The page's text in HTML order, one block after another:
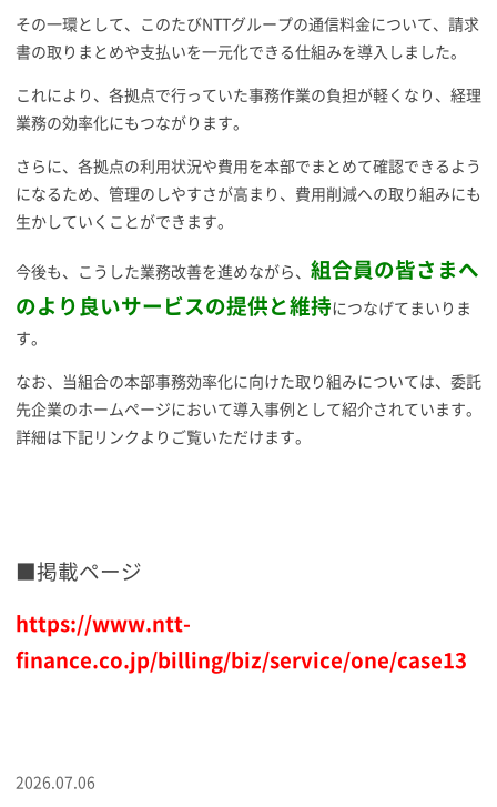
その一環として、このたびNTTグループの通信料金について、請求
書の取りまとめや支払いを一元化できる仕組みを導入しました。
これにより、各拠点で行っていた事務作業の負担が軽くなり、経理
業務の効率化にもつながります。
さらに、各拠点の利用状況や費用を本部でまとめて確認できるよう
になるため、管理のしやすさが高まり、費用削減への取り組みにも
生かしていくことができます。
今後も、こうした業務改善を進めながら、 組合員の皆さまへ
のより良いサービスの提供と維持につなげてまいりま
す。
なお、当組合の本部事務効率化に向けた取り組みについては、委託
先企業のホームページにおいて導入事例として紹介されています。
詳細は下記リンクよりご覧いただけます。
■掲載ページ
https://www.ntt-
finance.co.jp/billing/biz/service/one/case13
2026.07.06